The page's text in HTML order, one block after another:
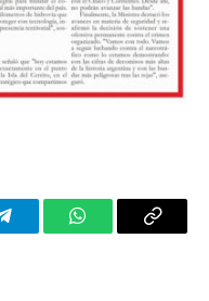
TelegramWhatsAppCopy